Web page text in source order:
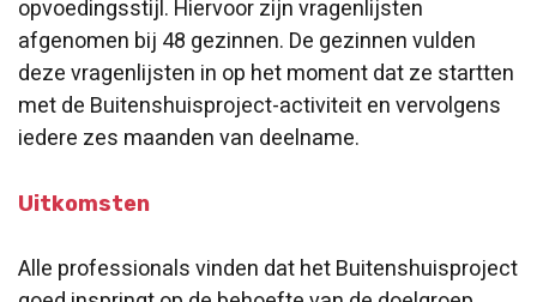
opvoedingsstijl. Hiervoor zijn vragenlijsten
afgenomen bij 48 gezinnen. De gezinnen vulden
deze vragenlijsten in op het moment dat ze startten
met de Buitenshuisproject-activiteit en vervolgens
iedere zes maanden van deelname.
Uitkomsten
Alle professionals vinden dat het Buitenshuisproject